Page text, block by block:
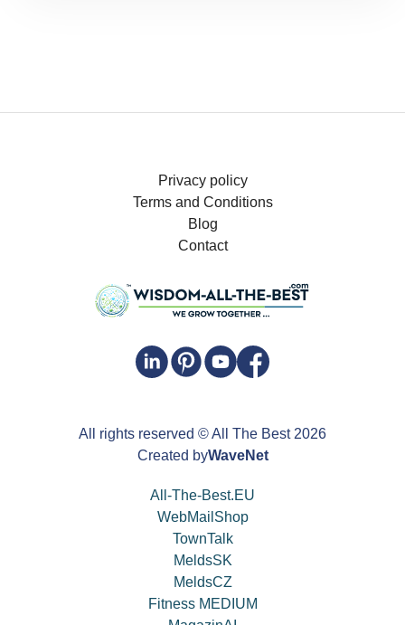
Privacy policy
Terms and Conditions
Blog
Contact
All rights reserved © All The Best2026
Created byWaveNet
All-The-Best.EU
WebMailShop
TownTalk
MeldsSK
MeldsCZ
Fitness MEDIUM